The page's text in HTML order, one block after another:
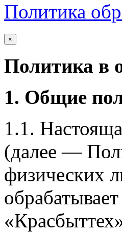
Политика
×
Политика в
1. Общие
1.1.
(далее —
физических